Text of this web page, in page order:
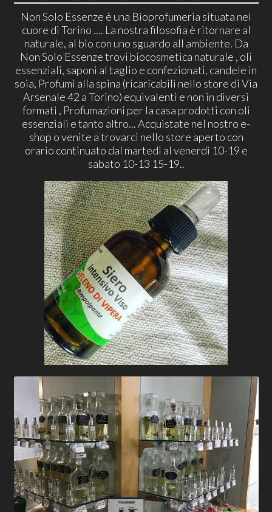
Non Solo Essenze è una Bioprofumeria situata nel
cuore di Torino .... La nostra filosofia è ritornare al
naturale, al bio con uno sguardo all ambiente. Da
Non Solo Essenze trovi biocosmetica naturale , oli
essenziali, saponi al taglio e confezionati, candele in
soia, Profumi alla spina (ricaricabili nello store di Via
Arsenale 42 a Torino) equivalenti e non in diversi
formati , Profumazioni per la casa prodotti con oli
essenziali e tanto altro... Acquistate nel nostro e-
shop o venite a trovarci nello store aperto con
orario continuato dal martedì al venerdì 10-19 e
sabato 10-13 15-19..